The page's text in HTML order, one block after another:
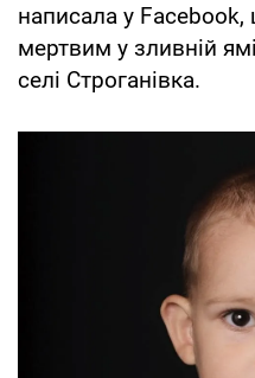
написала у
мертвим у зливній
селі Строганівка.